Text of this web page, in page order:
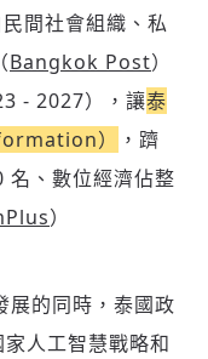
民間社會組織、私
Bangkok Post）
- 2027），讓泰
）
，躋
、數位經濟佔整
）
展的同時，泰國政
人工智慧戰略和